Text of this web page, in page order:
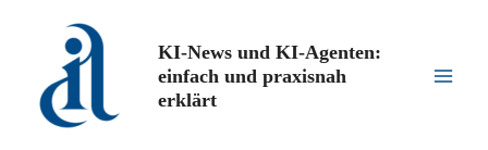
springen
KI-News und KI-Agenten:
einfach und praxisnah
erklärt